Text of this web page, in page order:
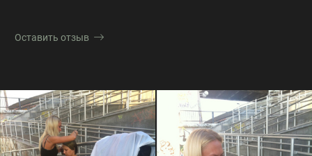
Оставить отзыв